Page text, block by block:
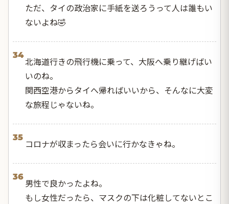
ただ、タイの政治家に手紙を送ろうって人は誰もい
ないよね🤣
34
北海道行きの飛行機に乗って、大阪へ乗り継げばい
いのね。
関西空港からタイへ帰ればいいから、そんなに大変
な旅程じゃないね。
35
コロナが収まったら会いに行かなきゃね。
36
男性で良かったよね。
もし女性だったら、マスクの下は化粧してないとこ